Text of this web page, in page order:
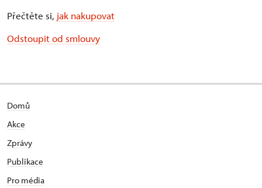
Přečtěte si, jak nakupovat
Odstoupit od smlouvy
Domů
Akce
Zprávy
Publikace
Pro média